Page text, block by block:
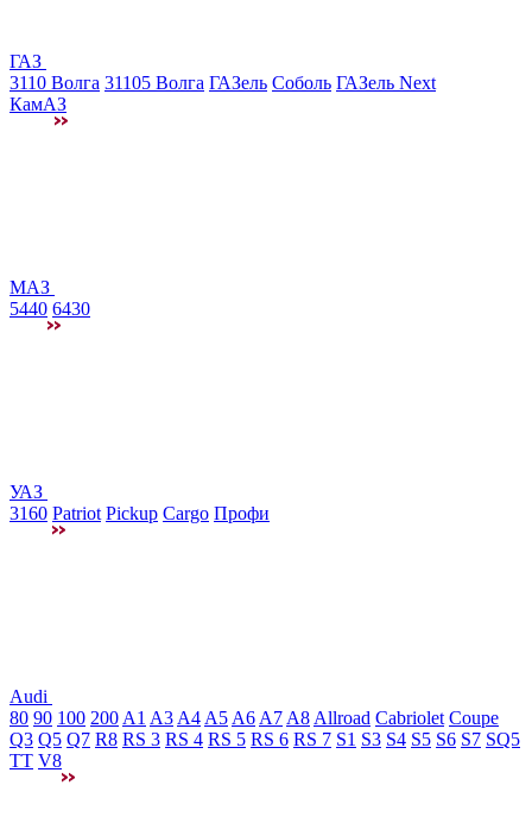
ГАЗ
3110 Волга 31105 Волга ГАЗель Соболь ГАЗель Next
КамАЗ
МАЗ
5440 6430
УАЗ
3160 Patriot Pickup Cargo Профи
Audi
80 90 100 200 A1 A3 A4 A5 A6 A7 A8 Allroad Cabriolet Coupe
Q3 Q5 Q7 R8 RS 3 RS 4 RS 5 RS 6 RS 7 S1 S3 S4 S5 S6 S7 SQ5
TT V8